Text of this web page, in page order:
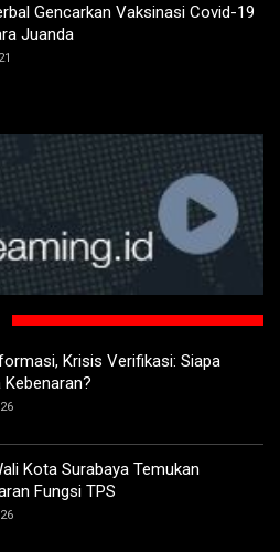
Gencarkan Vaksinasi Covid-19
Juanda
Krisis Verifikasi: Siapa
Kebenaran?
Kota Surabaya Temukan
Fungsi TPS